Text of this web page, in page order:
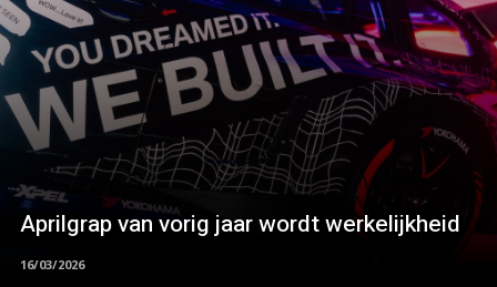
Aprilgrap van vorig jaar wordt werkelijkheid
16/03/2026